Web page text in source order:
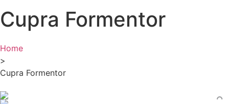
Cupra Formentor
Home
>
Cupra Formentor